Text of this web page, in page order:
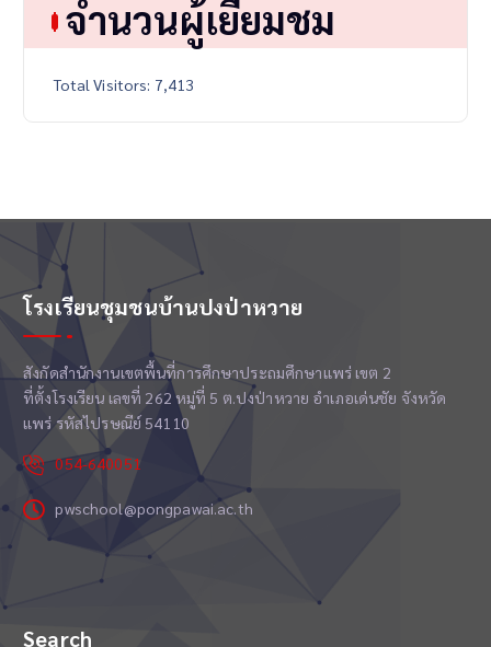
จำนวนผู้เยี่ยมชม
Total Visitors: 7,413
โรงเรียนชุมชนบ้านปงป่าหวาย
สังกัดสำนักงานเขตพื้นที่การศึกษาประถมศึกษาแพร่ เขต 2
ที่ตั้งโรงเรียน เลขที่ 262 หมู่ที่ 5 ต.ปงป่าหวาย อำเภอเด่นชัย จังหวัด
แพร่ รหัสไปรษณีย์ 54110
054-640051
pwschool@pongpawai.ac.th
Search